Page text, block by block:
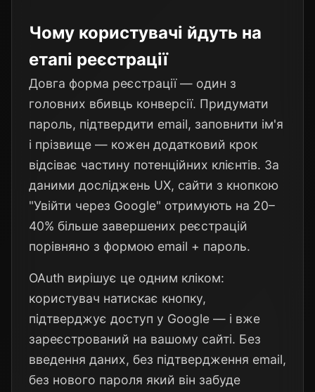
Чому користувачі йдуть на
етапі реєстрації
Довга форма реєстрації — один з
головних вбивць конверсії. Придумати
пароль, підтвердити email, заповнити ім'я
і прізвище — кожен додатковий крок
відсіває частину потенційних клієнтів. За
даними досліджень UX, сайти з кнопкою
"Увійти через Google" отримують на 20–
40% більше завершених реєстрацій
порівняно з формою email + пароль.
OAuth вирішує це одним кліком:
користувач натискає кнопку,
підтверджує доступ у Google — і вже
зареєстрований на вашому сайті. Без
введення даних, без підтвердження email,
без нового пароля який він забуде